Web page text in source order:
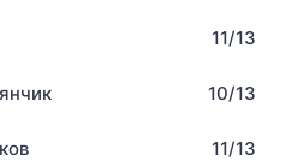
11/13
10/13
11/13